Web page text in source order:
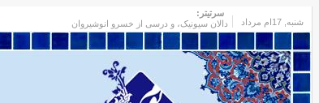
شنبه
سرتیتر:
دالان سیونیک، و درسی از خسرو انوشیروان